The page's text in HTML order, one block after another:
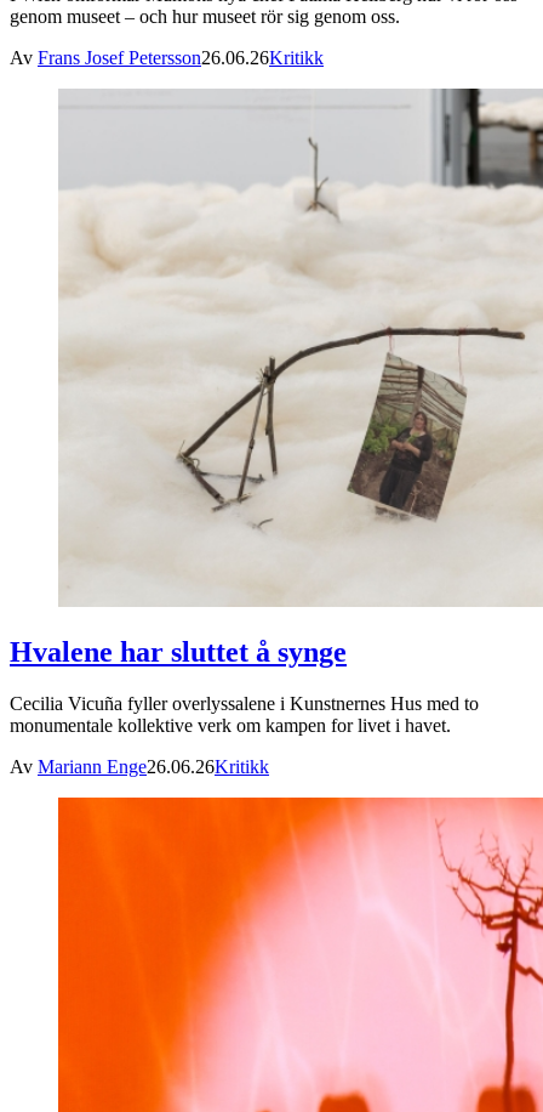
genom museet – och hur museet rör sig genom oss.
Av Frans Josef Petersson26.06.26Kritikk
Hvalene har sluttet å synge
Cecilia Vicuña fyller overlyssalene i Kunstnernes Hus med to
monumentale kollektive verk om kampen for livet i havet.
Av Mariann Enge26.06.26Kritikk